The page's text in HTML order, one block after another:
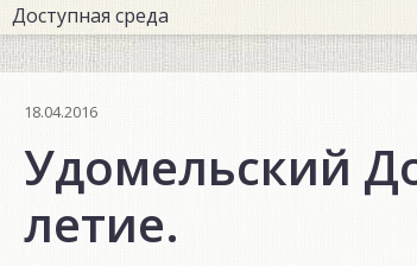
Доступная среда
18.04.2016
Удомельский
летие.